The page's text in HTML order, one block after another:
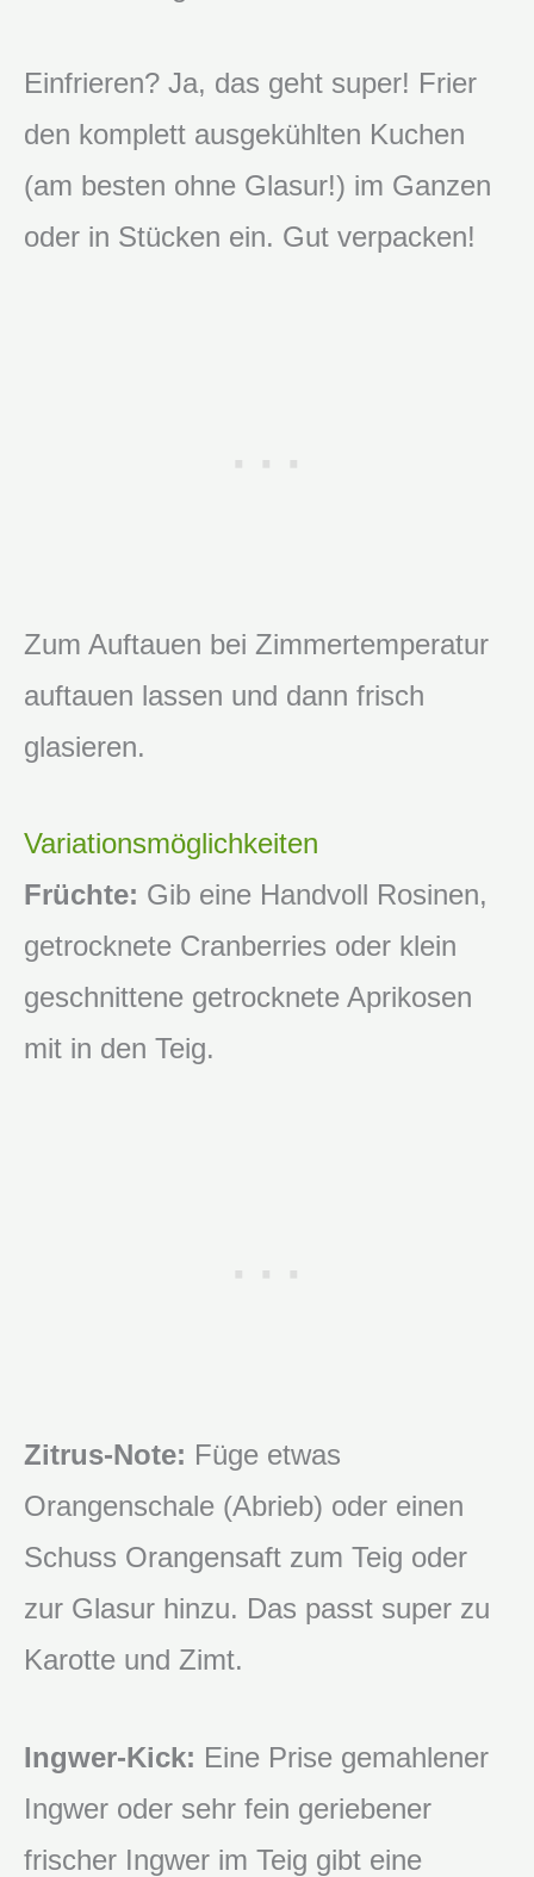
Einfrieren? Ja, das geht super! Frier
den komplett ausgekühlten Kuchen
(am besten ohne Glasur!) im Ganzen
oder in Stücken ein. Gut verpacken!
Zum Auftauen bei Zimmertemperatur
auftauen lassen und dann frisch
glasieren.
Variationsmöglichkeiten
Früchte: Gib eine Handvoll Rosinen,
getrocknete Cranberries oder klein
geschnittene getrocknete Aprikosen
mit in den Teig.
Zitrus-Note: Füge etwas
Orangenschale (Abrieb) oder einen
Schuss Orangensaft zum Teig oder
zur Glasur hinzu. Das passt super zu
Karotte und Zimt.
Ingwer-Kick: Eine Prise gemahlener
Ingwer oder sehr fein geriebener
frischer Ingwer im Teig gibt eine